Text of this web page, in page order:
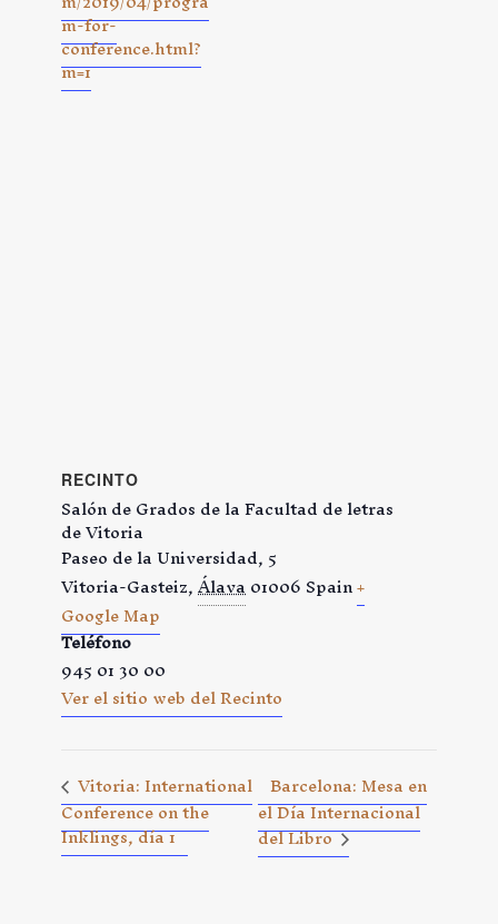
m-for-
conference.html?
m=1
RECINTO
Salón de Grados de la Facultad de letras
de Vitoria
Paseo de la Universidad, 5
Vitoria-Gasteiz,Álava01006Spain+
Google Map
Teléfono
945 01 30 00
Ver el sitio web del Recinto
Vitoria: International
Conference on the
Inklings, día 1
Barcelona: Mesa en
el Día Internacional
del Libro